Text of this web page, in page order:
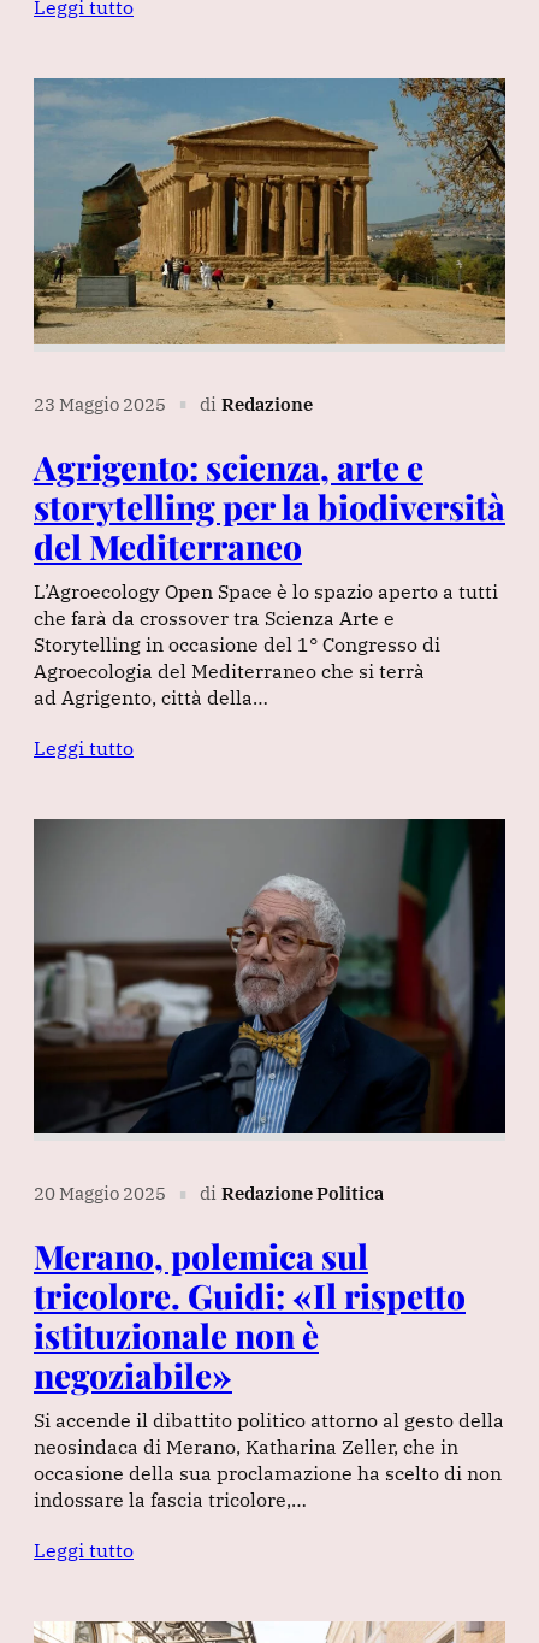
Leggi tutto
23 Maggio 2025 ∎ di Redazione
Agrigento: scienza, arte e
storytelling per la biodiversità
del Mediterraneo
L’Agroecology Open Space è lo spazio aperto a tutti
che farà da crossover tra Scienza Arte e
Storytelling in occasione del 1° Congresso di
Agroecologia del Mediterraneo che si terrà
ad Agrigento, città della…
Leggi tutto
20 Maggio 2025 ∎ di Redazione Politica
Merano, polemica sul
tricolore. Guidi: «Il rispetto
istituzionale non è
negoziabile»
Si accende il dibattito politico attorno al gesto della
neosindaca di Merano, Katharina Zeller, che in
occasione della sua proclamazione ha scelto di non
indossare la fascia tricolore,…
Leggi tutto